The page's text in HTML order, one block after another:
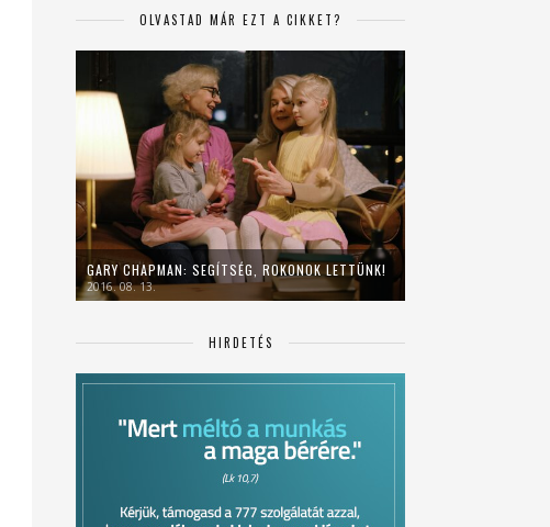
OLVASTAD MÁR EZT A CIKKET?
GARY CHAPMAN: SEGÍTSÉG, ROKONOK LETTÜNK!
2016. 08. 13.
HIRDETÉS